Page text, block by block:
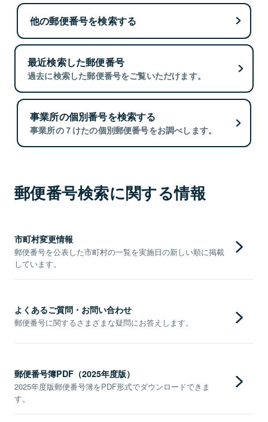
他の郵便番号を検索する
最近検索した郵便番号
過去に検索した郵便番号をご覧いただけます。
事業所の個別番号を検索する
事業所の７けたの個別郵便番号をお調べします。
郵便番号検索に関する情報
市町村変更情報
郵便番号を公表した市町村の一覧を実施日の新しい順に掲載
しています。
よくあるご質問・お問い合わせ
郵便番号に関するさまざまな疑問にお答えします。
郵便番号簿PDF（2025年度版）
2025年度版郵便番号簿をPDF形式でダウンロードできま
す。